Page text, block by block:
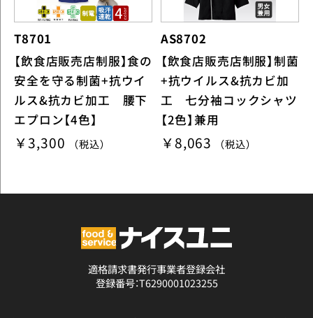
T8701
【飲食店販売店制服】食の
安全を守る制菌+抗ウイ
ルス&抗カビ加工 腰下
エプロン【4色】
￥3,300 （税込）
AS8702
【飲食店販売店制服】制菌
+抗ウイルス&抗カビ加
工 七分袖コックシャツ
【2色】兼用
￥8,063 （税込）
適格請求書発行事業者登録会社
登録番号：T6290001023255